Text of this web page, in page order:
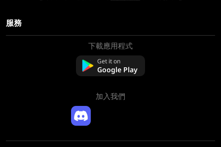
服務
下載應用程式
Get it on
Google Play
加入我們